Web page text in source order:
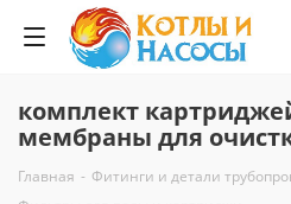
комплект
мембраны для
Главная - Фитинги и детали